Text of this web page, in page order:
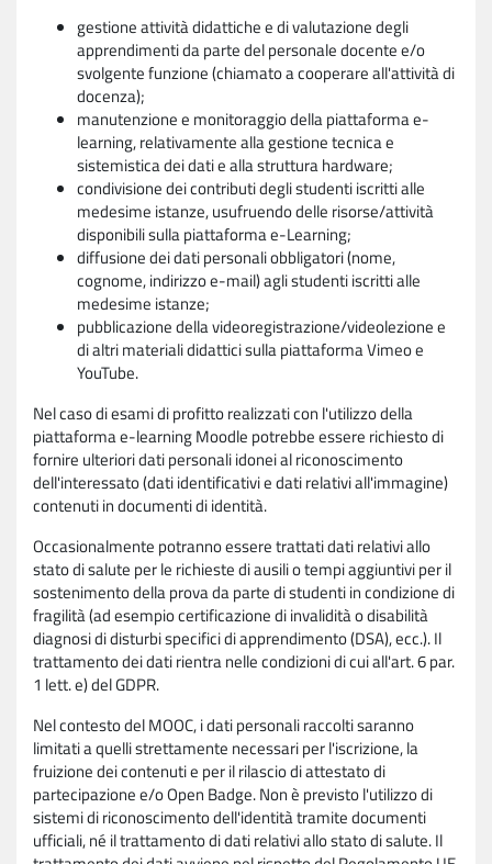
gestione attività didattiche e di valutazione degli
apprendimenti da parte del personale docente e/o
svolgente funzione (chiamato a cooperare all'attività di
docenza);
manutenzione e monitoraggio della piattaforma e-
learning, relativamente alla gestione tecnica e
sistemistica dei dati e alla struttura hardware;
condivisione dei contributi degli studenti iscritti alle
medesime istanze, usufruendo delle risorse/attività
disponibili sulla piattaforma e-Learning;
diffusione dei dati personali obbligatori (nome,
cognome, indirizzo e-mail) agli studenti iscritti alle
medesime istanze;
pubblicazione della videoregistrazione/videolezione e
di altri materiali didattici sulla piattaforma Vimeo e
YouTube.
Nel caso di esami di profitto realizzati con l'utilizzo della
piattaforma e-learning Moodle potrebbe essere richiesto di
fornire ulteriori dati personali idonei al riconoscimento
dell'interessato (dati identificativi e dati relativi all'immagine)
contenuti in documenti di identità.
Occasionalmente potranno essere trattati dati relativi allo
stato di salute per le richieste di ausili o tempi aggiuntivi per il
sostenimento della prova da parte di studenti in condizione di
fragilità (ad esempio certificazione di invalidità o disabilità
diagnosi di disturbi specifici di apprendimento (DSA), ecc.). Il
trattamento dei dati rientra nelle condizioni di cui all'art. 6 par.
1 lett. e) del GDPR.
Nel contesto del MOOC, i dati personali raccolti saranno
limitati a quelli strettamente necessari per l'iscrizione, la
fruizione dei contenuti e per il rilascio di attestato di
partecipazione e/o Open Badge. Non è previsto l'utilizzo di
sistemi di riconoscimento dell'identità tramite documenti
ufficiali, né il trattamento di dati relativi allo stato di salute. Il